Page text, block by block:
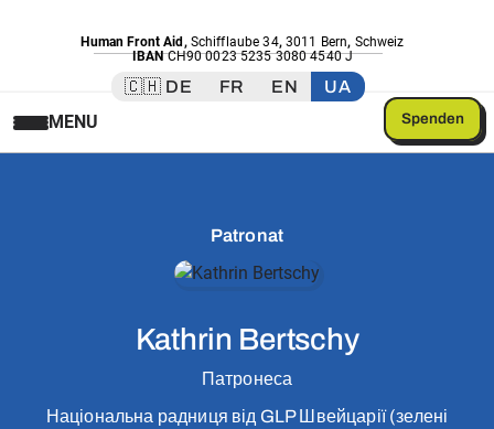
Human Front Aid , Schifflaube 34,3011 Bern, Schweiz
IBANCH90 0023 5235 3080 4540 J
🇨🇭 DE FR EN UA
MENU Spenden
Patronat
Kathrin Bertschy
Патронеса
Національна радниця від GLP Швейцарії (зелені